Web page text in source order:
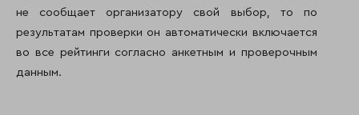
не сообщает организатору свой выбор, то по
результатам проверки он автоматически включается
во все рейтинги согласно анкетным и проверочным
данным.